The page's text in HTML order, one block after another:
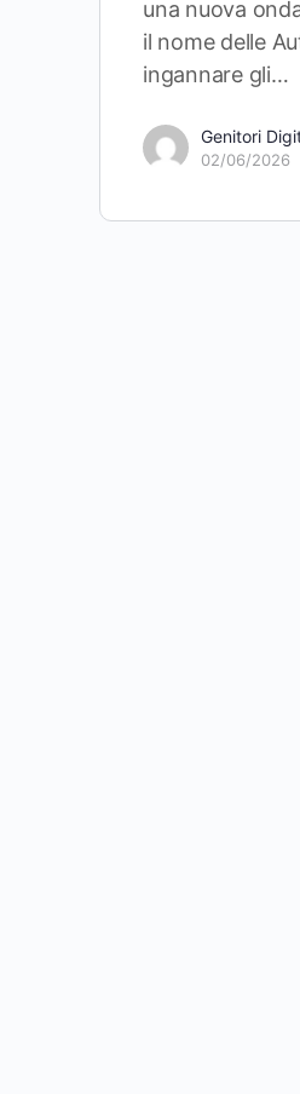
una nuova
il nome delle
ingannare gli…
Genitori
02/06/2026